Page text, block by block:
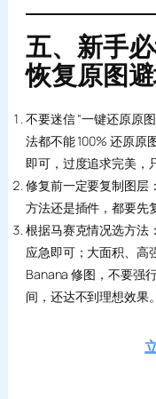
五、新手
恢复原图
不要迷信 “一键还原原
法都不能 100% 还原原
即可，过度追求完美，
修复前一定要复制图层
方法还是插件，都要先
根据马赛克情况选方法
应急即可；大面积、高
Banana 修图，不要强
间，还达不到理想效果。